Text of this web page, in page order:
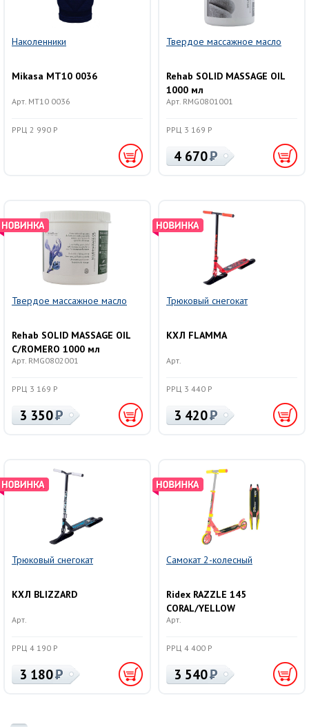
Наколенники
Mikasa MT10 0036
Арт. MT10 0036
РРЦ 2 990 Р
Твердое массажное масло
Rehab SOLID MASSAGE OIL
1000 мл
Арт. RMG0801001
РРЦ 3 169 Р
4 670
Твердое массажное масло
Rehab SOLID MASSAGE OIL
C/ROMERO 1000 мл
Арт. RMG0802001
РРЦ 3 169 Р
3 350
Трюковый снегокат
КХЛ FLAMMA
Арт.
РРЦ 3 440 Р
3 420
Трюковый снегокат
КХЛ BLIZZARD
Арт.
РРЦ 4 190 Р
3 180
Самокат 2-колесный
Ridex RAZZLE 145
CORAL/YELLOW
Арт.
РРЦ 4 400 Р
3 540